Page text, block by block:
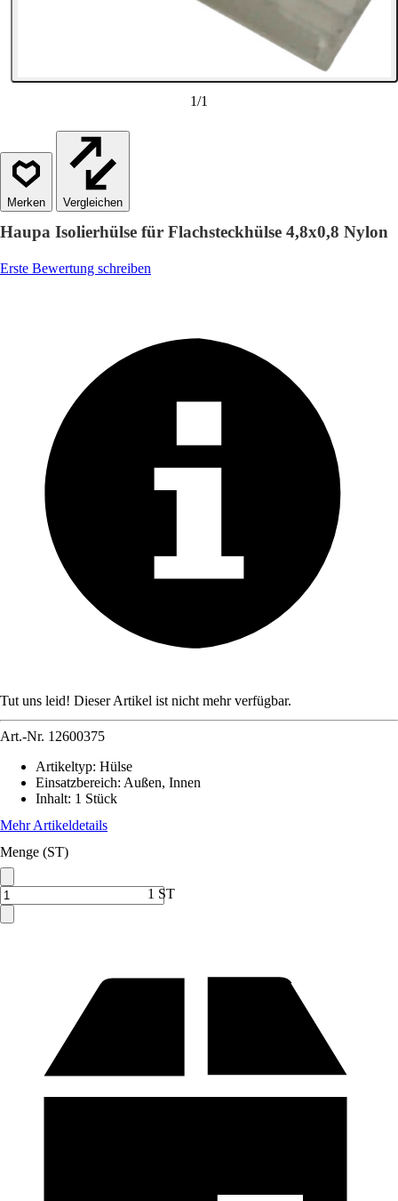
1/1
Vergleichen
Haupa Isolierhülse für Flachsteckhülse 4,8x0,8 Nylon
Erste Bewertung schreiben
Tut uns leid! Dieser Artikel ist nicht mehr verfügbar.
Art.-Nr. 12600375
Artikeltyp: Hülse
Einsatzbereich: Außen, Innen
Inhalt: 1 Stück
Mehr Artikeldetails
Menge (ST)
1 ST